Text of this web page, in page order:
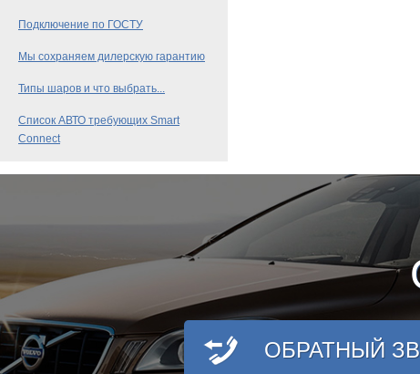
Подключение по ГОСТУ
Мы сохраняем дилерскую гарантию
Типы шаров и что выбрать...
Список АВТО требующих Smart
Connect
ОБРАТНЫЙ